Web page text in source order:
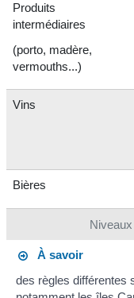
Produits
intermédiaires
(porto, madère,
vermouths...)
Vins
Bières
À savoir
des règles différentes